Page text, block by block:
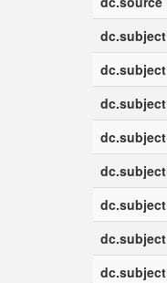
dc.subject
dc.subject
dc.subject
dc.subject
dc.subject
dc.subject
dc.subject
dc.subject